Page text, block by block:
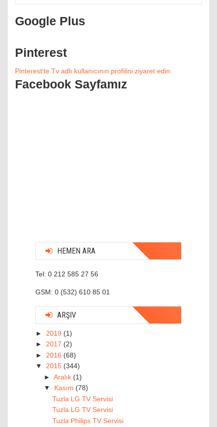
Google Plus
Pinterest
Pinterest'te Tv adlı kullanıcının profilini ziyaret edin.
Facebook Sayfamız
HEMEN ARA
Tel: 0 212 585 27 56
GSM: 0 (532) 610 85 01
ARŞIV
► 2019 (1)
► 2017 (2)
► 2016 (68)
▼ 2015 (344)
► Aralık (1)
▼ Kasım (78)
Tuzla LG TV Servisi
Tuzla LG TV Servisi
Tuzla Philips TV Servisi